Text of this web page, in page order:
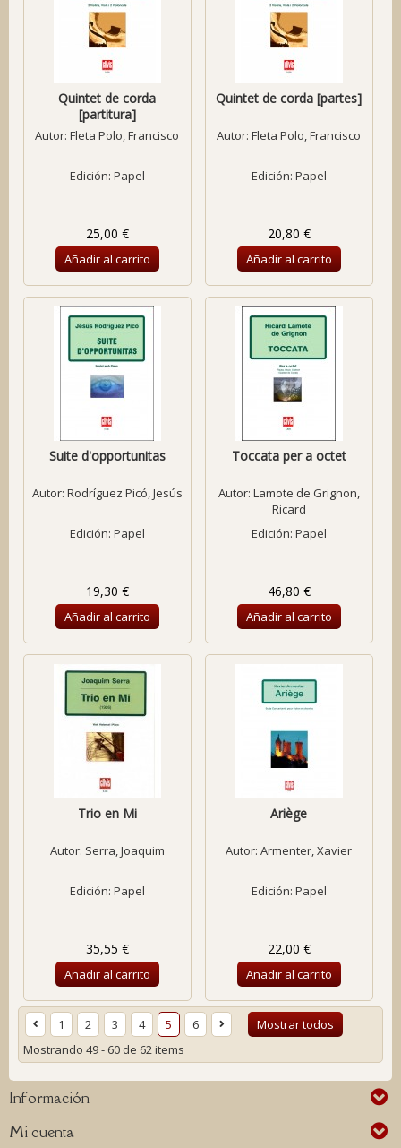
Quintet de corda
[partitura]
Autor:Fleta Polo, Francisco
Edición: Papel
25,00 €
Añadir al carrito
Quintet de corda [partes]
Autor:Fleta Polo, Francisco
Edición: Papel
20,80 €
Añadir al carrito
Suite d'opportunitas
Autor: Rodríguez Picó, Jesús
Edición: Papel
19,30 €
Añadir al carrito
Toccata per a octet
Autor: Lamote de Grignon,
Ricard
Edición: Papel
46,80 €
Añadir al carrito
Trio en Mi
Autor: Serra, Joaquim
Edición: Papel
35,55 €
Añadir al carrito
Ariège
Autor:Armenter, Xavier
Edición: Papel
22,00 €
Añadir al carrito
Mostrar todos
1 2 3 4 5
6
Mostrando 49 - 60 de 62 items
Información
Mi cuenta